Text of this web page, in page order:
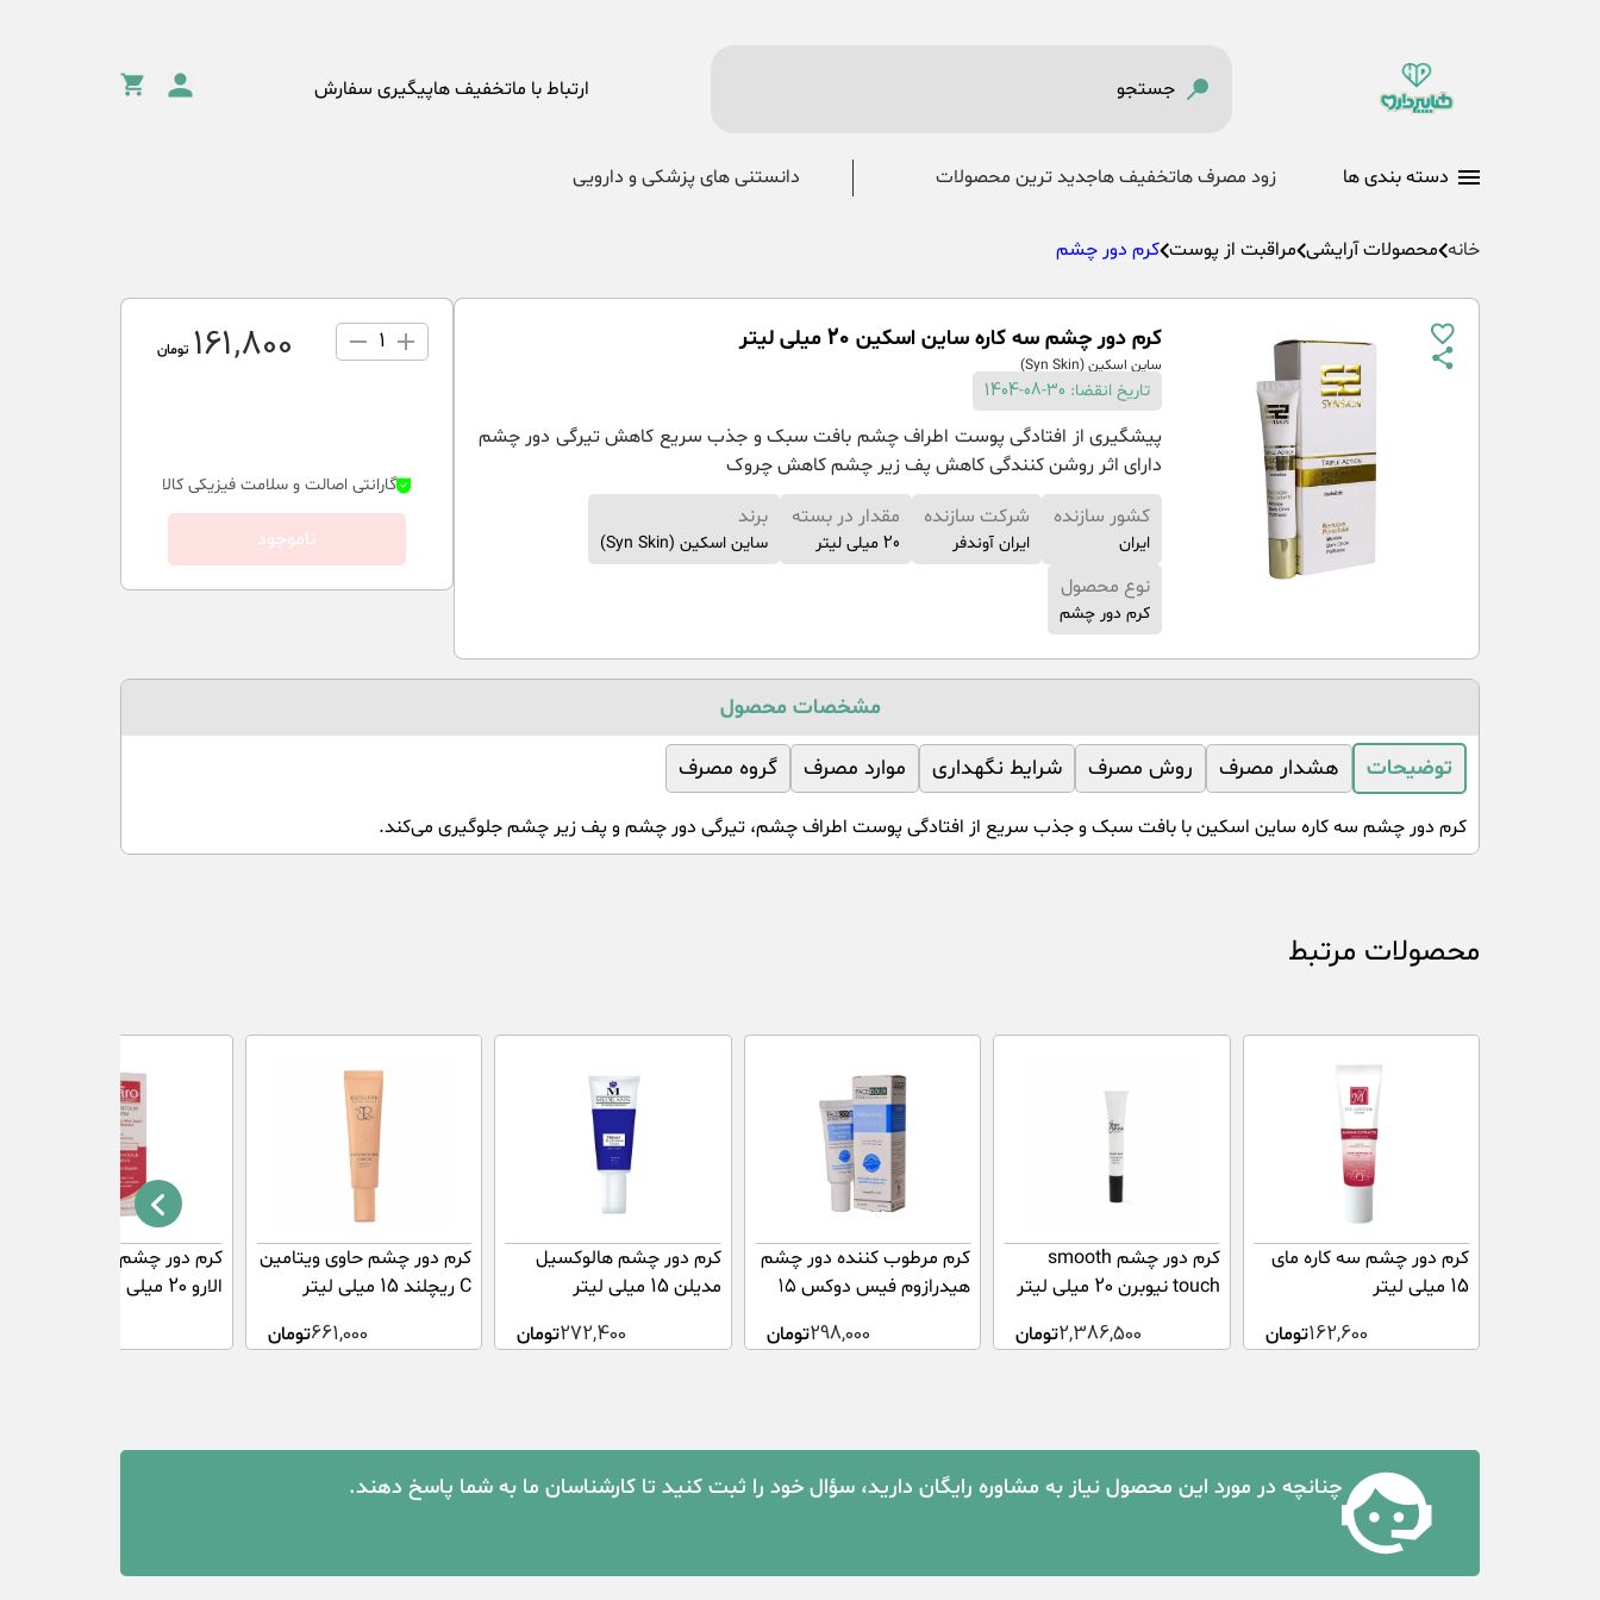
ارتباط با ماتخفیف هاپیگیری سفارش
دسته بندی ها زود مصرف هاتخفیف هاجدید ترین محصولات دانستنی های پزشکی و دارویی
خانه محصولات آرایشی مراقبت از پوست کرم دور چشم
کرم دور چشم سه کاره ساین اسکین 20 میلی لیتر
ساین اسکین (Syn Skin)
تاریخ انقضا: 30-08-1404
پیشگیری از افتادگی پوست اطراف چشم بافت سبک و جذب سریع کاهش تیرگی دور چشم
دارای اثر روشن کنندگی کاهش پف زیر چشم کاهش چروک
کشور سازنده
ایران
شرکت سازنده
ایران آوندفر
مقدار در بسته
20 میلی لیتر
برند
ساین اسکین (Syn Skin)
نوع محصول
کرم دور چشم
1 161٬800 تومان
گارانتی اصالت و سلامت فیزیکی کالا
ناموجود
مشخصات محصول
توضیحات هشدار مصرف روش مصرف شرایط نگهداری موارد مصرف گروه مصرف
کرم دور چشم سه کاره ساین اسکین با بافت سبک و جذب سریع از افتادگی پوست اطراف چشم، تیرگی دور چشم و پف زیر چشم جلوگیری می‌کند.
محصولات مرتبط
کرم دور چشم سه کاره مای
15 میلی لیتر
162,600تومان
کرم دور چشم smooth
touch نیوبرن 20 میلی لیتر
2,386,500تومان
کرم مرطوب کننده دور چشم
هیدرازوم فیس دوکس ۱۵
298,000تومان
کرم دور چشم هالوکسیل
مدیلن 15 میلی لیتر
272,400تومان
کرم دور چشم حاوی ویتامین
C ریچلند 15 میلی لیتر
661,000تومان
کرم دور چشم آنتی ایجینگ
الارو 20 میلی لیتر
چنانچه در مورد این محصول نیاز به مشاوره رایگان دارید، سؤال خود را ثبت کنید تا کارشناسان ما به شما پاسخ دهند.